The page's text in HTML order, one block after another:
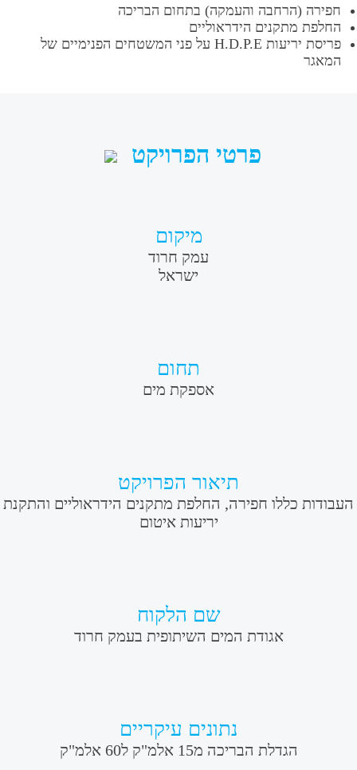
(הרחבה והעמקה) בתחום הבריכה
מתקנים הידראוליים
פריסת יריעות H.D.P.E על פני המשטחים הפנימיים של
פרטי הפרויקט
עמק חרוד
אספקת מים
תיאור הפרויקט
כללו חפירה, החלפת מתקנים הידראוליים והתקנת
יריעות איטום
שם הלקוח
אגודת המים השיתופית בעמק חרוד
נתונים עיקריים
הגדלת הבריכה מ15 אלמ"ק ל60 אלמ"ק